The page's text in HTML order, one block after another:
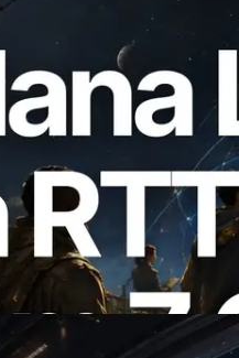
Slot API：新
测量，Validators
线